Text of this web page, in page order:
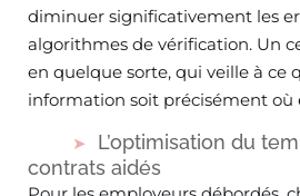
diminuer significativement les
algorithmes de vérification. Un
en quelque sorte, qui veille à ce
information soit précisément où
L’optimisation du
contrats aidés